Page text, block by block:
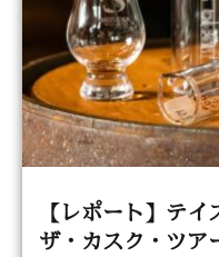
【レポート】テ
ザ・カスク・ツア